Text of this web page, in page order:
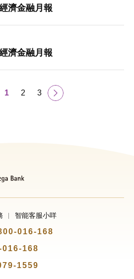
濟金融月報
濟金融月報
1 2 3
智能客服小咩
016-168
016-168
1559